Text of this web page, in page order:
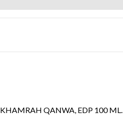
KHAMRAH QANWA, EDP 100 ML.